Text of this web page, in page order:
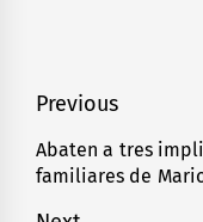
Navegación
de
entradas
Previous
Previous
post:
Abaten a tres
familiares de